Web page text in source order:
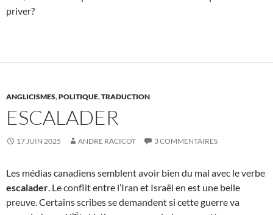
priver?
ANGLICISMES,POLITIQUE,TRADUCTION
ESCALADER
17 JUIN 2025 ANDRE RACICOT 3 COMMENTAIRES
Les médias canadiens semblent avoir bien du mal avec le verbe
escalader. Le conflit entre l’Iran et Israël en est une belle
preuve. Certains scribes se demandent si cette guerre va